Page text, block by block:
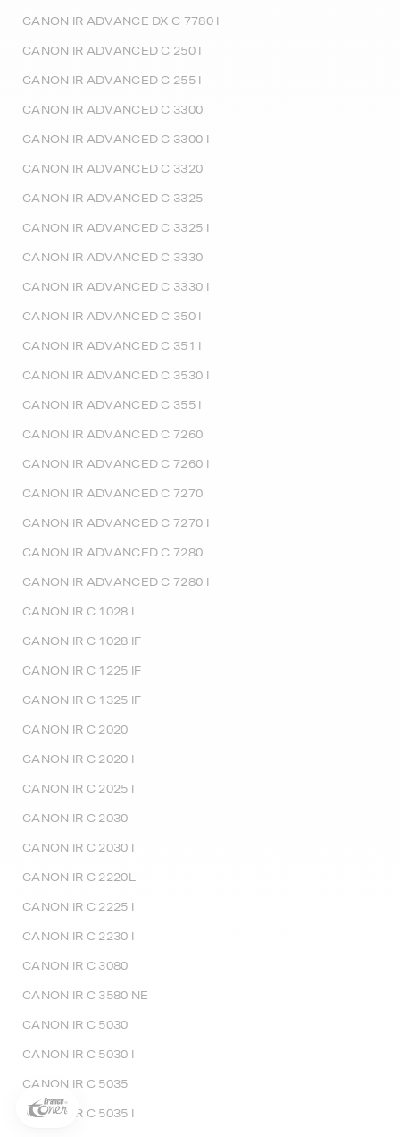
CANON IR ADVANCE DX C 7780 I
CANON IR ADVANCED C 250 I
CANON IR ADVANCED C 255 I
CANON IR ADVANCED C 3300
CANON IR ADVANCED C 3300 I
CANON IR ADVANCED C 3320
CANON IR ADVANCED C 3325
CANON IR ADVANCED C 3325 I
CANON IR ADVANCED C 3330
CANON IR ADVANCED C 3330 I
CANON IR ADVANCED C 350 I
CANON IR ADVANCED C 351 I
CANON IR ADVANCED C 3530 I
CANON IR ADVANCED C 355 I
CANON IR ADVANCED C 7260
CANON IR ADVANCED C 7260 I
CANON IR ADVANCED C 7270
CANON IR ADVANCED C 7270 I
CANON IR ADVANCED C 7280
CANON IR ADVANCED C 7280 I
CANON IR C 1028 I
CANON IR C 1028 IF
CANON IR C 1225 IF
CANON IR C 1325 IF
CANON IR C 2020
CANON IR C 2020 I
CANON IR C 2025 I
CANON IR C 2030
CANON IR C 2030 I
CANON IR C 2220L
CANON IR C 2225 I
CANON IR C 2230 I
CANON IR C 3080
CANON IR C 3580 NE
CANON IR C 5030
CANON IR C 5030 I
CANON IR C 5035
CANON IR C 5035 I
5€ offerts sur votre 1ère
Inscrivez-vous à notre newsletter, suivez notre actualité et
bénéficiez immédiatement
commande * !